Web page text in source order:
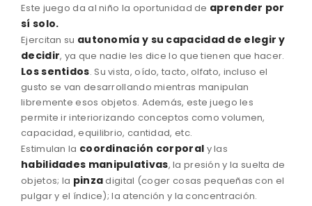
Este juego da al niño la oportunidad de aprender por
sí solo.
Ejercitan su autonomía y su capacidad de elegir y
decidir, ya que nadie les dice lo que tienen que hacer.
Los sentidos. Su vista, oído, tacto, olfato, incluso el
gusto se van desarrollando mientras manipulan
libremente esos objetos. Además, este juego les
permite ir interiorizando conceptos como volumen,
capacidad, equilibrio, cantidad, etc.
Estimulan la coordinación corporal y las
habilidades manipulativas, la presión y la suelta de
objetos; la pinzadigital (coger cosas pequeñas con el
pulgar y el índice); la atención y la concentración.